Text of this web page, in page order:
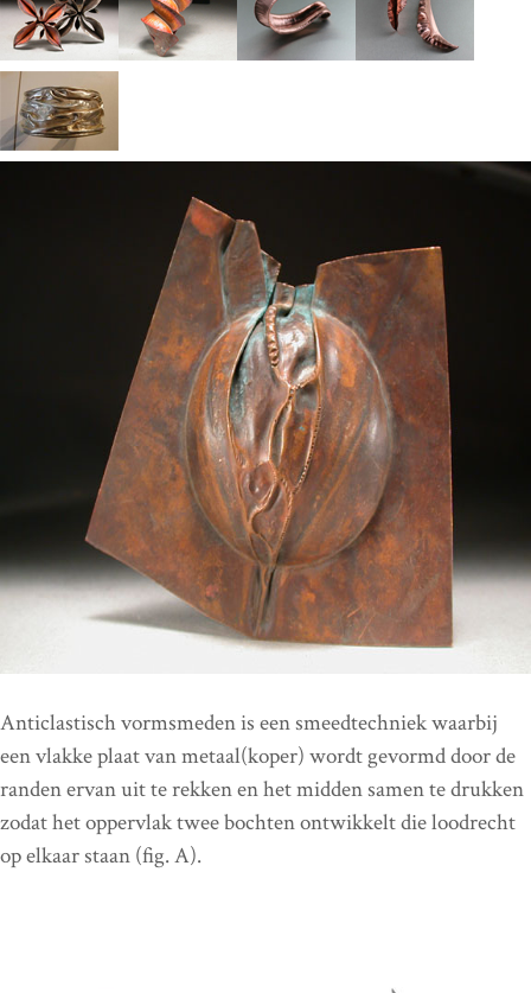
Anticlastisch vormsmeden is een smeedtechniek waarbij
een vlakke plaat van metaal(koper) wordt gevormd door de
randen ervan uit te rekken en het midden samen te drukken
zodat het oppervlak twee bochten ontwikkelt die loodrecht
op elkaar staan ​​(fig. A).